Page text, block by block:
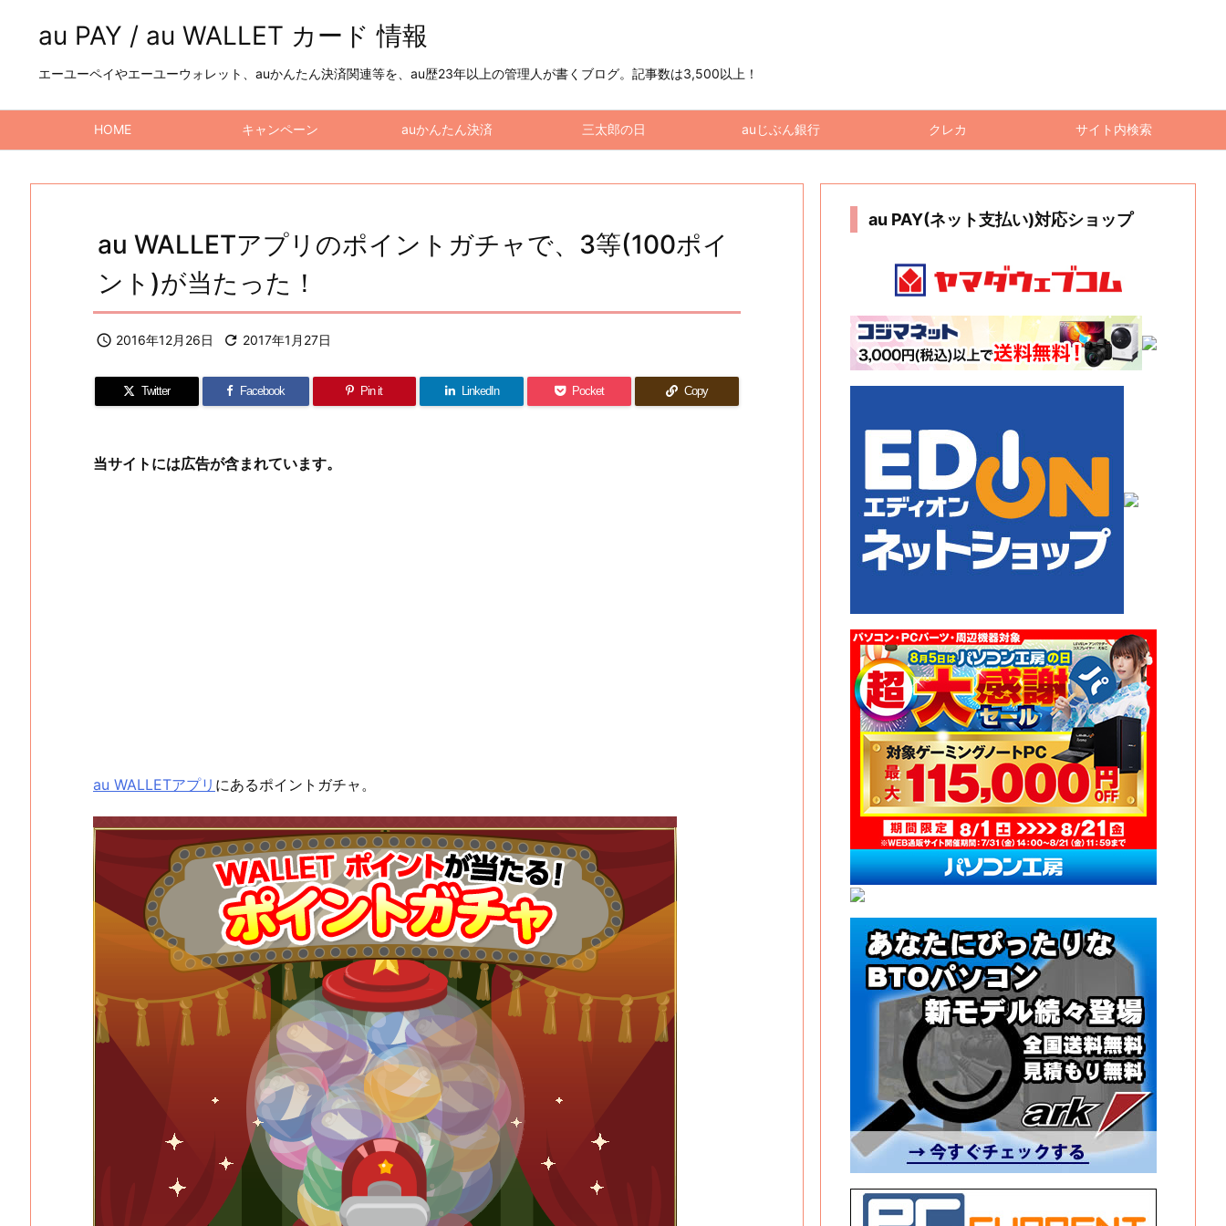
au PAY / au WALLET カード 情報
エーユーペイやエーユーウォレット、auかんたん決済関連等を、au歴23年以上の管理人が書くブログ。記事数は3,500以上！
HOME キャンペーン auかんたん決済 三太郎の日 auじぶん銀行 クレカ サイト内検索
au WALLETアプリのポイントガチャで、3等(100ポイ
ント)が当たった！
 2016年12月26日  2017年1月27日
Twitter Facebook Pin it LinkedIn Pocket Copy
当サイトには広告が含まれています。
au WALLETアプリ にあるポイントガチャ。
au PAY(ネット支払い)対応ショップ